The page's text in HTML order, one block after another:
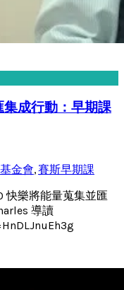
成行動：早期課
金會,賽斯早期課
快樂將能量蒐集並匯
導讀